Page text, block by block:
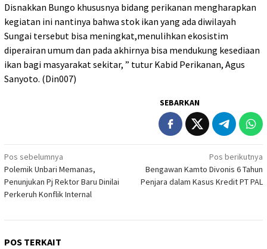
Disnakkan Bungo khususnya bidang perikanan mengharapkan
kegiatan ini nantinya bahwa stok ikan yang ada diwilayah
Sungai tersebut bisa meningkat,menulihkan ekosistim
diperairan umum dan pada akhirnya bisa mendukung kesediaan
ikan bagi masyarakat sekitar, ” tutur Kabid Perikanan, Agus
Sanyoto. (Din007)
SEBARKAN
Navigasi
pos
Pos sebelumnya
Polemik Unbari Memanas,
Penunjukan Pj Rektor Baru Dinilai
Perkeruh Konflik Internal
Pos berikutnya
Bengawan Kamto Divonis 6 Tahun
Penjara dalam Kasus Kredit PT PAL
POS TERKAIT